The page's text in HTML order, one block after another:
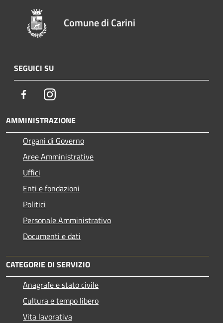
Comune di Carini
SEGUICI SU
FacebookInstagram
AMMINISTRAZIONE
Organi di Governo
Aree Amministrative
Uffici
Enti e fondazioni
Politici
Personale Amministrativo
Documenti e dati
CATEGORIE DI SERVIZIO
Anagrafe e stato civile
Cultura e tempo libero
Vita lavorativa